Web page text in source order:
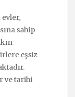
evler,
sahip
eşsiz
ve tarihi